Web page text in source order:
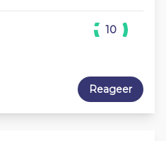
10
Reageer